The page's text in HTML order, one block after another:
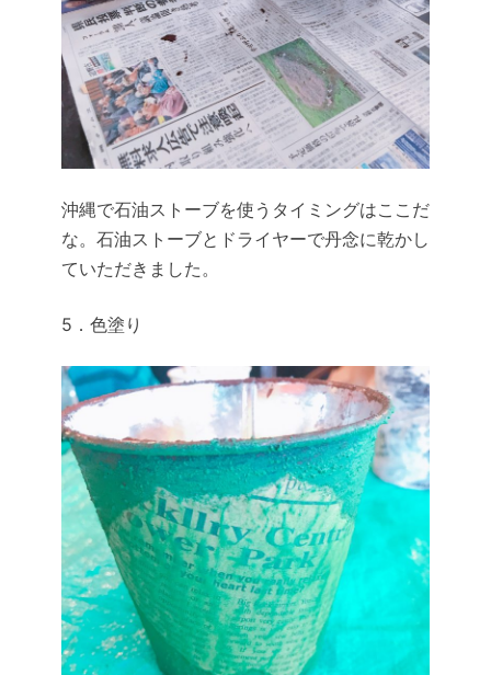
沖縄で石油ストーブを使うタイミングはここだ
な。石油ストーブとドライヤーで丹念に乾かし
ていただきました。
5．色塗り